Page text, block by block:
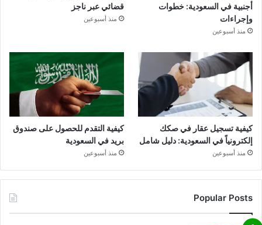
أجنبية في السعودية: خطوات
وإجراءات
منذ أسبوعين
قضائي عبر ناجز
منذ أسبوعين
كيفية تسجيل عقار في صكك
إلكترونياً في السعودية: دليل شامل
منذ أسبوعين
كيفية التقدم للحصول على صندوق
بريد في السعودية
منذ أسبوعين
Popular Posts